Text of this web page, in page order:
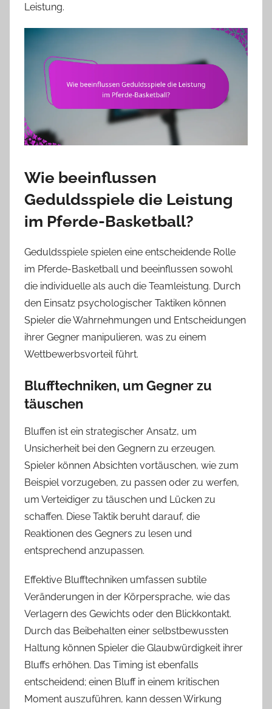
Leistung.
Wie beeinflussen
Geduldsspiele die Leistung
im Pferde-Basketball?
Geduldsspiele spielen eine entscheidende Rolle
im Pferde-Basketball und beeinflussen sowohl
die individuelle als auch die Teamleistung. Durch
den Einsatz psychologischer Taktiken können
Spieler die Wahrnehmungen und Entscheidungen
ihrer Gegner manipulieren, was zu einem
Wettbewerbsvorteil führt.
Blufftechniken, um Gegner zu
täuschen
Bluffen ist ein strategischer Ansatz, um
Unsicherheit bei den Gegnern zu erzeugen.
Spieler können Absichten vortäuschen, wie zum
Beispiel vorzugeben, zu passen oder zu werfen,
um Verteidiger zu täuschen und Lücken zu
schaffen. Diese Taktik beruht darauf, die
Reaktionen des Gegners zu lesen und
entsprechend anzupassen.
Effektive Blufftechniken umfassen subtile
Veränderungen in der Körpersprache, wie das
Verlagern des Gewichts oder den Blickkontakt.
Durch das Beibehalten einer selbstbewussten
Haltung können Spieler die Glaubwürdigkeit ihrer
Bluffs erhöhen. Das Timing ist ebenfalls
entscheidend; einen Bluff in einem kritischen
Moment auszuführen, kann dessen Wirkung